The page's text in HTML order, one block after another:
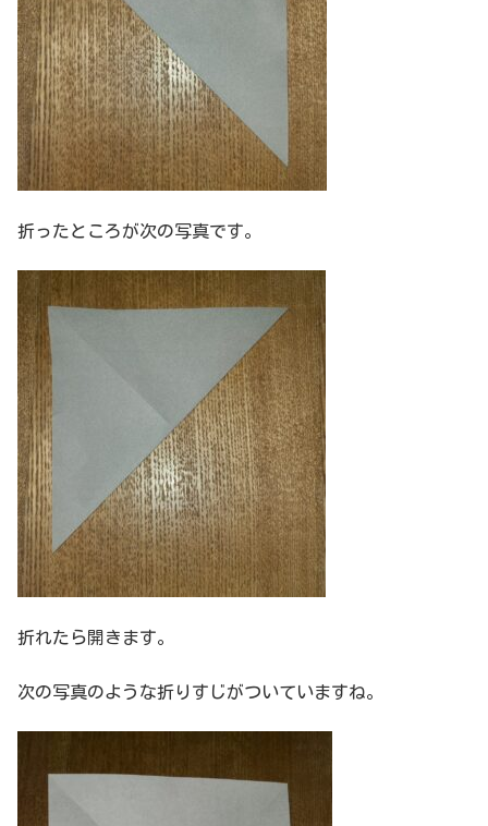
折ったところが次の写真です。
折れたら開きます。
次の写真のような折りすじがついていますね。